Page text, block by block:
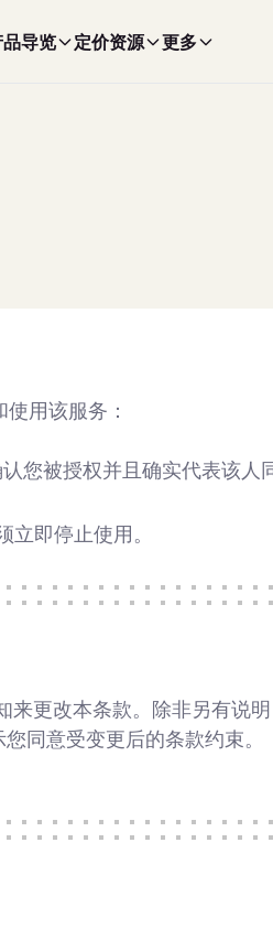
品导览 定价资源 更多
用该服务：
您被授权并且确实代表该
即停止使用。
更改本条款。除非另有说
同意受变更后的条款约束。